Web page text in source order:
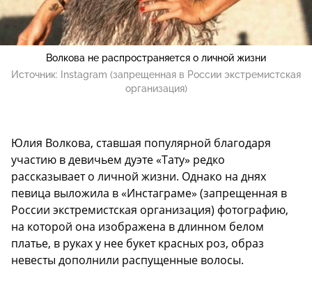
Волкова не распространяется о личной жизни
Источник:
Instagram (запрещенная в России экстремистская
организация)
Юлия Волкова, ставшая популярной благодаря
участию в девичьем дуэте «Тату» редко
рассказывает о личной жизни. Однако на днях
певица выложила в «Инстаграме» (запрещенная в
России экстремистская организация) фотографию,
на которой она изображена в длинном белом
платье, в руках у нее букет красных роз, образ
невесты дополнили распущенные волосы.